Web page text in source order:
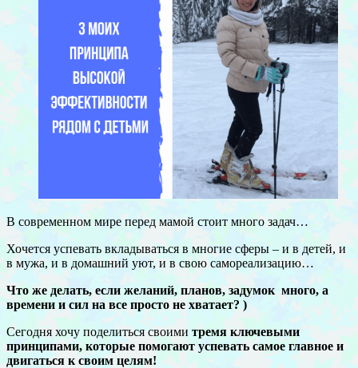
В современном мире перед мамой стоит много задач…
Хочется успевать вкладываться в многие сферы – и в детей, и
в мужа, и в домашний уют, и в свою самореализацию…
Что же делать, если желаний, планов, задумок много, а
времени и сил на все просто не хватает? )
Сегодня хочу поделиться своими тремя ключевыми
принципами, которые помогают успевать самое главное и
двигаться к своим целям!